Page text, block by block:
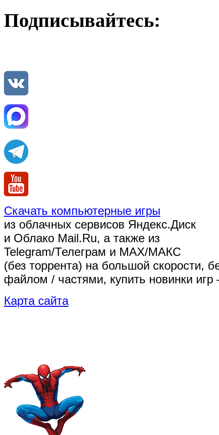
Подписывайтесь:
Скачать компьютерные игры
из облачных сервисов Яндекс.Диск
и Облако Mail.Ru, а также из
Telegram/Телеграм и MAX/МАКС
(без торрента) на большой скорости,
файлом / частями, купить новинки
Карта сайта